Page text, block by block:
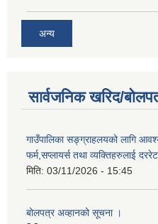
अन्य
सार्वजनिक खरिद/
गाउँपालिका सङ्ग्राहलयको लागि
फर्म,सप्लायर्स तथा व्यक्तिहरुलाई
मिति: 03/11/2026 - 15:45
बोलपत्र अव्हानको सूचना ।